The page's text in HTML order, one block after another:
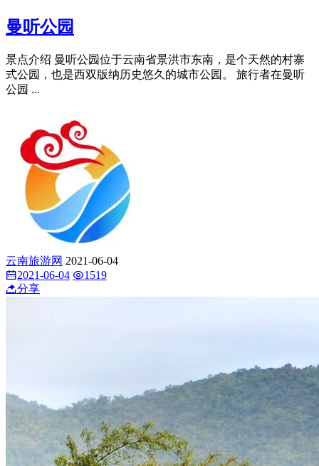
曼听公园
景点介绍 曼听公园位于云南省景洪市东南，是个天然的村寨
式公园，也是西双版纳历史悠久的城市公园。 旅行者在曼听
公园 ...
云南旅游网 2021-06-04
2021-06-04
1519
分享